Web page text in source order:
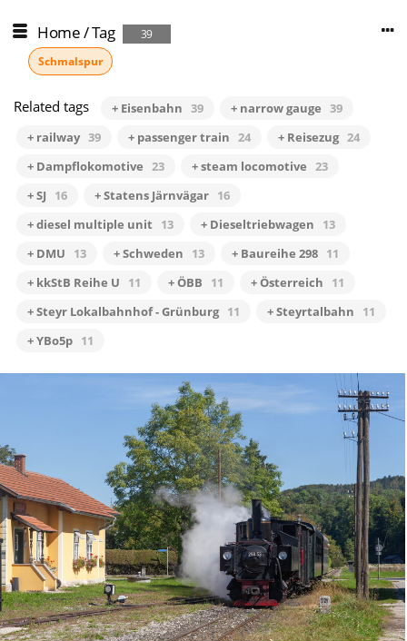
Home/Tag
39
Schmalspur
Related tags + Eisenbahn 39 + narrow gauge 39
+ railway 39 + passenger train 24 + Reisezug 24
+ Dampflokomotive 23 + steam locomotive 23
+ SJ
16 + Statens Järnvägar 16
+ diesel multiple unit
13 + Dieseltriebwagen
13
+ DMU
13 + Schweden 13 + Baureihe 298 11
+ kkStB Reihe U
11 + ÖBB 11 + Österreich
11
+ Steyr Lokalbahnhof - Grünburg 11 + Steyrtalbahn
11
+ YBo5p 11